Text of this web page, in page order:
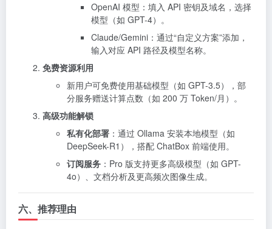
OpenAI 模型：填入 API 密钥及域名，选择
模型（如 GPT-4）。
Claude/Gemini：通过“自定义方案”添加，
输入对应 API 路径及模型名称。
免费资源利用
新用户可免费使用基础模型（如 GPT-3.5），部
分服务赠送计算点数（如 200 万 Token/月）。
高级功能解锁
私有化部署 ：通过 Ollama 安装本地模型（如
DeepSeek-R1），搭配 ChatBox 前端使用。
订阅服务 ：Pro 版支持更多高级模型（如 GPT-
4o）、文档分析及更高频次图像生成。
六、推荐理由